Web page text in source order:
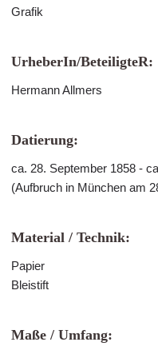
Grafik
UrheberIn/BeteiligteR:
Hermann Allmers
Datierung:
ca. 28. September 1858 -
(Aufbruch in München am
Material / Technik:
Papier
Bleistift
Maße / Umfang: